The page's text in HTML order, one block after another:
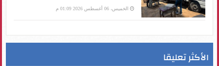
الخميس، 06 أغسطس 2026 01:09 م
الأكثر تعليقا